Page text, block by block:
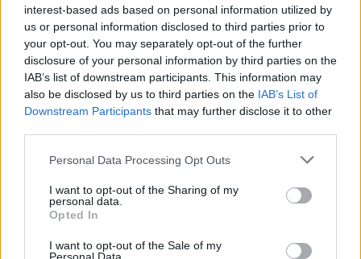
interest-based ads based on personal information utilized by
us or personal information disclosed to third parties prior to
your opt-out. You may separately opt-out of the further
disclosure of your personal information by third parties on the
IAB’s list of downstream participants. This information may
also be disclosed by us to third parties on the IAB’s List of
Downstream Participants that may further disclose it to other
Personal Data Processing Opt Outs
I want to opt-out of the Sharing of my
personal data.
Opted In
I want to opt-out of the Sale of my